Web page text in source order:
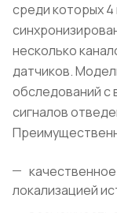
среди которых
несколько
датчиков.
обследований с
сигналов
локализацией